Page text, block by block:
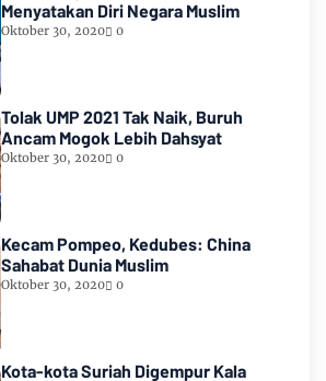
Menyatakan Diri Negara Muslim
Oktober 30, 2020 0
Tolak UMP 2021 Tak Naik, Buruh
Ancam Mogok Lebih Dahsyat
Oktober 30, 2020 0
Kecam Pompeo, Kedubes: China
Sahabat Dunia Muslim
Oktober 30, 2020 0
Kota-kota Suriah Digempur Kala